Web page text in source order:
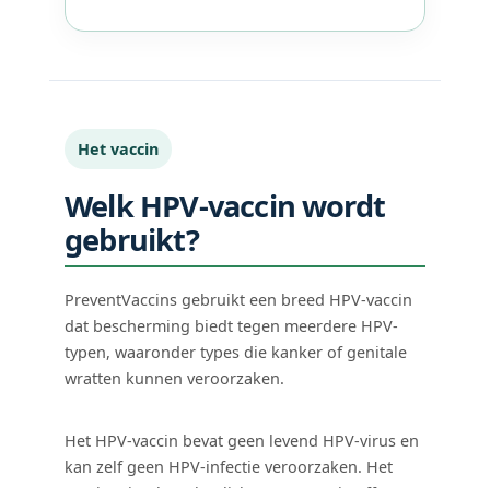
Het vaccin
Welk HPV-vaccin wordt
gebruikt?
PreventVaccins gebruikt een breed HPV-vaccin
dat bescherming biedt tegen meerdere HPV-
typen, waaronder types die kanker of genitale
wratten kunnen veroorzaken.
Het HPV-vaccin bevat geen levend HPV-virus en
kan zelf geen HPV-infectie veroorzaken. Het